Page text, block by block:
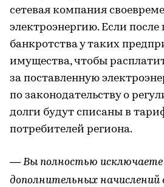
сетевая компания
электроэнергию. Если
банкротства у таких
имущества, чтобы
за поставленную
по законодательству о
долги будут списаны в
потребителей региона.
— Вы полностью
дополнительных